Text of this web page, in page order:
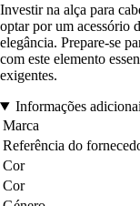
Investir na alça para
optar por um acessório
elegância. Prepare-se
com este elemento
exigentes.
Informações
Marca
Referência do
Cor
Cor